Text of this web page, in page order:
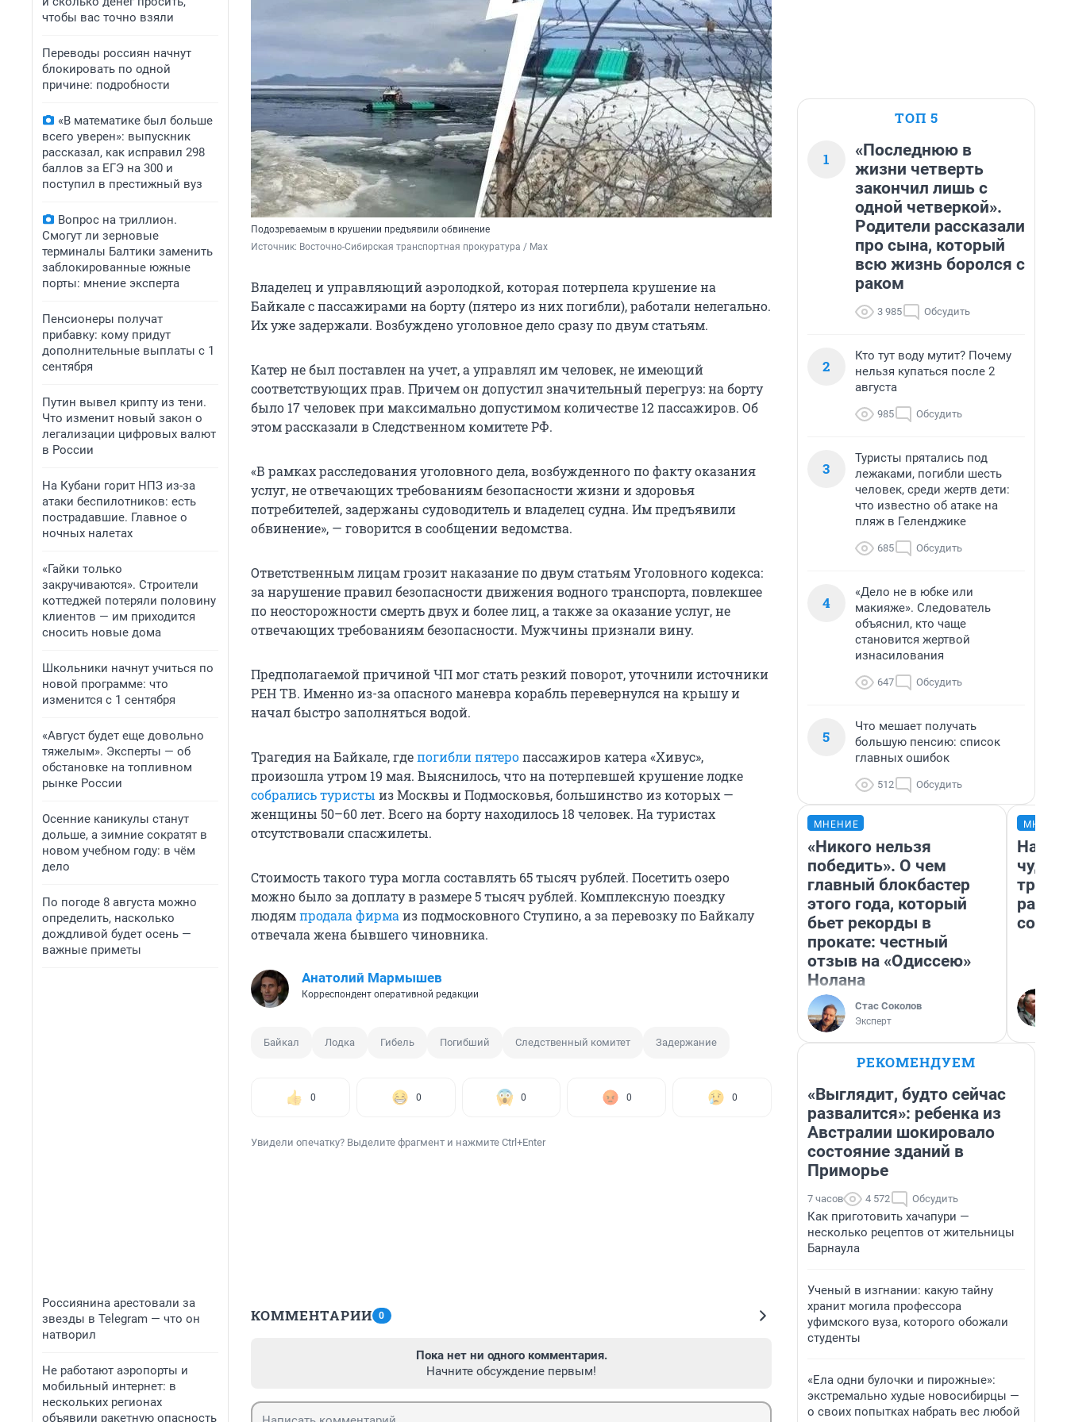
чтобы вас точно взяли
Переводы россиян начнут
блокировать по одной
причине: подробности
«В математике был больше
всего уверен»: выпускник
рассказал, как исправил 298
баллов за ЕГЭ на 300 и
поступил в престижный вуз
Вопрос на триллион.
Смогут ли зерновые
терминалы Балтики заменить
заблокированные южные
порты: мнение эксперта
Пенсионеры получат
прибавку: кому придут
дополнительные выплаты с 1
сентября
Путин вывел крипту из тени.
Что изменит новый закон о
легализации цифровых валют
в России
На Кубани горит НПЗ из-за
атаки беспилотников: есть
пострадавшие. Главное о
ночных налетах
«Гайки только
закручиваются». Строители
коттеджей потеряли половину
клиентов — им приходится
сносить новые дома
Школьники начнут учиться по
новой программе: что
изменится с 1 сентября
«Август будет еще довольно
тяжелым». Эксперты — об
обстановке на топливном
рынке России
Осенние каникулы станут
дольше, а зимние сократят в
новом учебном году: в чём
дело
По погоде 8 августа можно
определить, насколько
дождливой будет осень —
важные приметы
Россиянина арестовали за
звезды в Telegram — что он
натворил
Не работают аэропорты и
мобильный интернет: в
нескольких регионах
объявили ракетную опасность
Подозреваемым в крушении предъявили обвинение
Источник: Восточно-Сибирская транспортная прокуратура / Maх
Владелец и управляющий аэролодкой, которая потерпела крушение на
Байкале с пассажирами на борту (пятеро из них погибли), работали нелегально.
Их уже задержали. Возбуждено уголовное дело сразу по двум статьям.
Катер не был поставлен на учет, а управлял им человек, не имеющий
соответствующих прав. Причем он допустил значительный перегруз: на борту
было 17 человек при максимально допустимом количестве 12 пассажиров. Об
этом рассказали в Следственном комитете РФ.
«В рамках расследования уголовного дела, возбужденного по факту оказания
услуг, не отвечающих требованиям безопасности жизни и здоровья
потребителей, задержаны судоводитель и владелец судна. Им предъявили
обвинение», — говорится в сообщении ведомства.
Ответственным лицам грозит наказание по двум статьям Уголовного кодекса:
за нарушение правил безопасности движения водного транспорта, повлекшее
по неосторожности смерть двух и более лиц, а также за оказание услуг, не
отвечающих требованиям безопасности. Мужчины признали вину.
Предполагаемой причиной ЧП мог стать резкий поворот, уточнили источники
РЕН ТВ. Именно из-за опасного маневра корабль перевернулся на крышу и
начал быстро заполняться водой.
Трагедия на Байкале, гдепогибли пятеропассажиров катера «Хивус»,
произошла утром 19 мая. Выяснилось, что на потерпевшей крушение лодке
собрались туристы из Москвы и Подмосковья, большинство из которых —
женщины 50–60 лет. Всего на борту находилось 18 человек. На туристах
отсутствовали спасжилеты.
Стоимость такого тура могла составлять 65тысяч рублей. Посетить озеро
можно было за доплату в размере5тысяч рублей. Комплексную поездку
людямпродала фирма из подмосковного Ступино, а за перевозку по Байкалу
отвечала жена бывшего чиновника.
Анатолий Мармышев
Корреспондент оперативной редакции
Байкал Лодка Гибель Погибший Следственный комитет Задержание
0 0 0 0 0
Увидели опечатку? Выделите фрагмент и нажмите Ctrl+Enter
КОММЕНТАРИИ 0
Пока нет ни одного комментария.
Начните обсуждение первым!
ТОП 5
1
«Последнюю в
жизни четверть
закончил лишь с
одной четверкой».
Родители рассказали
про сына, который
всю жизнь боролся с
раком
3 985 Обсудить
2
Кто тут воду мутит? Почему
нельзя купаться после 2
августа
985 Обсудить
3
Туристы прятались под
лежаками, погибли шесть
человек, среди жертв дети:
что известно об атаке на
пляж в Геленджике
685 Обсудить
4
«Дело не в юбке или
макияже». Следователь
объяснил, кто чаще
становится жертвой
изнасилования
647 Обсудить
5
Что мешает получать
большую пенсию: список
главных ошибок
512 Обсудить
МНЕНИЕ
«Никого нельзя
победить». О чем
главный блокбастер
этого года, который
бьет рекорды в
прокате: честный
отзыв на «Одиссею»
Нолана
Стас Соколов
Эксперт
РЕКОМЕНДУЕМ
«Выглядит, будто сейчас
развалится»: ребенка из
Австралии шокировало
состояние зданий в
Приморье
7 часов 4 572 Обсудить
Как приготовить хачапури —
несколько рецептов от жительницы
Барнаула
Ученый в изгнании: какую тайну
хранит могила профессора
уфимского вуза, которого обожали
студенты
«Ела одни булочки и пирожные»:
экстремально худые новосибирцы —
о своих попытках набрать вес любой